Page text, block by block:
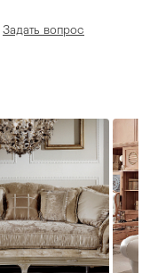
Задать вопрос